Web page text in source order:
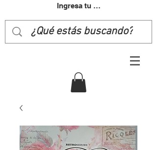
Ingresa tu usuairo